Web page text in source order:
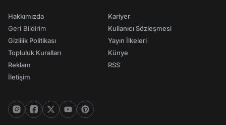
Hakkımızda
Geri Bildirim
Gizlilik Politikası
Topluluk Kuralları
Reklam
İletişim
Kariyer
Kullanıcı Sözleşmesi
Yayın İlkeleri
Künye
RSS